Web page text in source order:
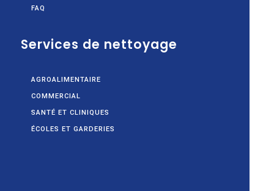
FAQ
Services de nettoyage
AGROALIMENTAIRE
COMMERCIAL
SANTÉ ET CLINIQUES
ÉCOLES ET GARDERIES